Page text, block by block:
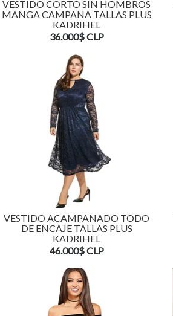
VESTIDO CORTO SIN HOMBROS
MANGA CAMPANA TALLAS PLUS
KADRIHEL
36.000$ CLP
VESTIDO ACAMPANADO TODO
DE ENCAJE TALLAS PLUS
KADRIHEL
46.000$ CLP